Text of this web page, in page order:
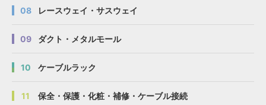
08 レースウェイ・サスウェイ
09 ダクト・メタルモール
10 ケーブルラック
11 保全・保護・化粧・補修・ケーブル接続